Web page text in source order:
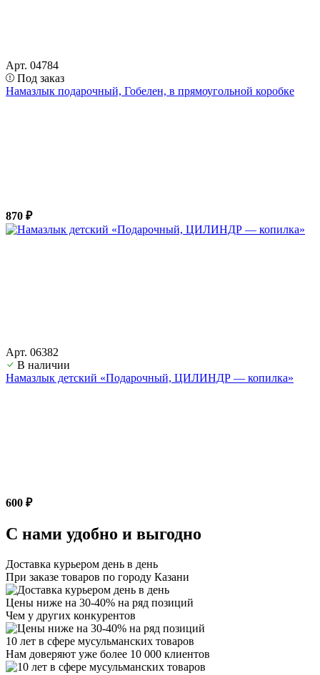
Арт. 04784
Под заказ
Намазлык подарочный, Гобелен, в прямоугольной коробке
870 ₽
Арт. 06382
В наличии
Намазлык детский «Подарочный, ЦИЛИНДР — копилка»
600 ₽
С нами удобно и выгодно
Доставка курьером день в день
При заказе товаров по городу Казани
Цены ниже на 30-40% на ряд позиций
Чем у других конкурентов
10 лет в сфере мусульманских товаров
Нам доверяют уже более 10 000 клиентов